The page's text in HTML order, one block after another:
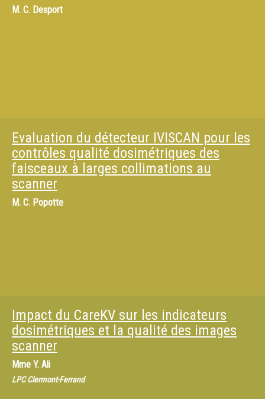
M. C. Desport
Evaluation du détecteur IVISCAN pour les
contrôles qualité dosimétriques des
faisceaux à larges collimations au
scanner
M. C. Popotte
Impact du CareKV sur les indicateurs
dosimétriques et la qualité des images
scanner
Mme Y. Ali
LPC Clermont-Ferrand